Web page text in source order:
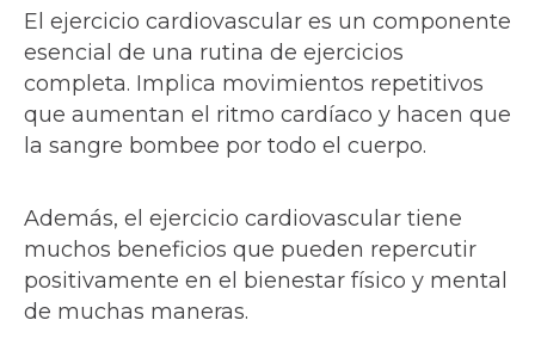
El ejercicio cardiovascular es un componente
esencial de una rutina de ejercicios
completa. Implica movimientos repetitivos
que aumentan el ritmo cardíaco y hacen que
la sangre bombee por todo el cuerpo.
Además, el ejercicio cardiovascular tiene
muchos beneficios que pueden repercutir
positivamente en el bienestar físico y mental
de muchas maneras.